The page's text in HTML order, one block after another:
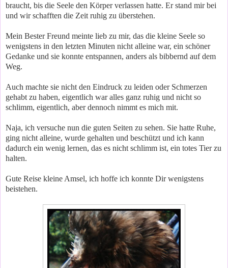
braucht, bis die Seele den Körper verlassen hatte. Er stand mir bei
und wir schafften die Zeit ruhig zu überstehen.
Mein Bester Freund meinte lieb zu mir, das die kleine Seele so
wenigstens in den letzten Minuten nicht alleine war, ein schöner
Gedanke und sie konnte entspannen, anders als bibbernd auf dem
Weg.
Auch machte sie nicht den Eindruck zu leiden oder Schmerzen
gehabt zu haben, eigentlich war alles ganz ruhig und nicht so
schlimm, eigentlich, aber dennoch nimmt es mich mit.
Naja, ich versuche nun die guten Seiten zu sehen. Sie hatte Ruhe,
ging nicht alleine, wurde gehalten und beschützt und ich kann
dadurch ein wenig lernen, das es nicht schlimm ist, ein totes Tier zu
halten.
Gute Reise kleine Amsel, ich hoffe ich konnte Dir wenigstens
beistehen.